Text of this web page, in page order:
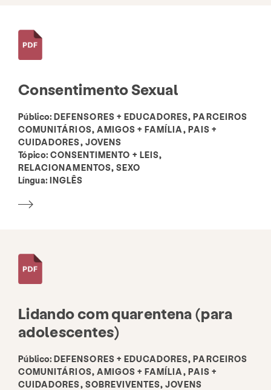
Cerca de Notícias e Blog Contato
Emprego Perguntas frequentes
Consentimento Sexual
Público:DEFENSORES + EDUCADORES, PARCEIROS
COMUNITÁRIOS, AMIGOS + FAMÍLIA, PAIS +
CUIDADORES, JOVENS
Tópico: CONSENTIMENTO + LEIS,
RELACIONAMENTOS, SEXO
Língua: INGLÊS
Lidando com quarentena (para
adolescentes)
Público:DEFENSORES + EDUCADORES, PARCEIROS
COMUNITÁRIOS, AMIGOS + FAMÍLIA, PAIS +
CUIDADORES, SOBREVIVENTES, JOVENS